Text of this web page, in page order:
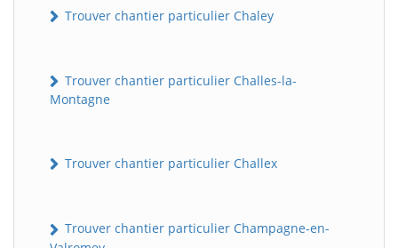
Trouver chantier particulier Chaley
Trouver chantier particulier Challes-la-
Montagne
Trouver chantier particulier Challex
Trouver chantier particulier Champagne-en-